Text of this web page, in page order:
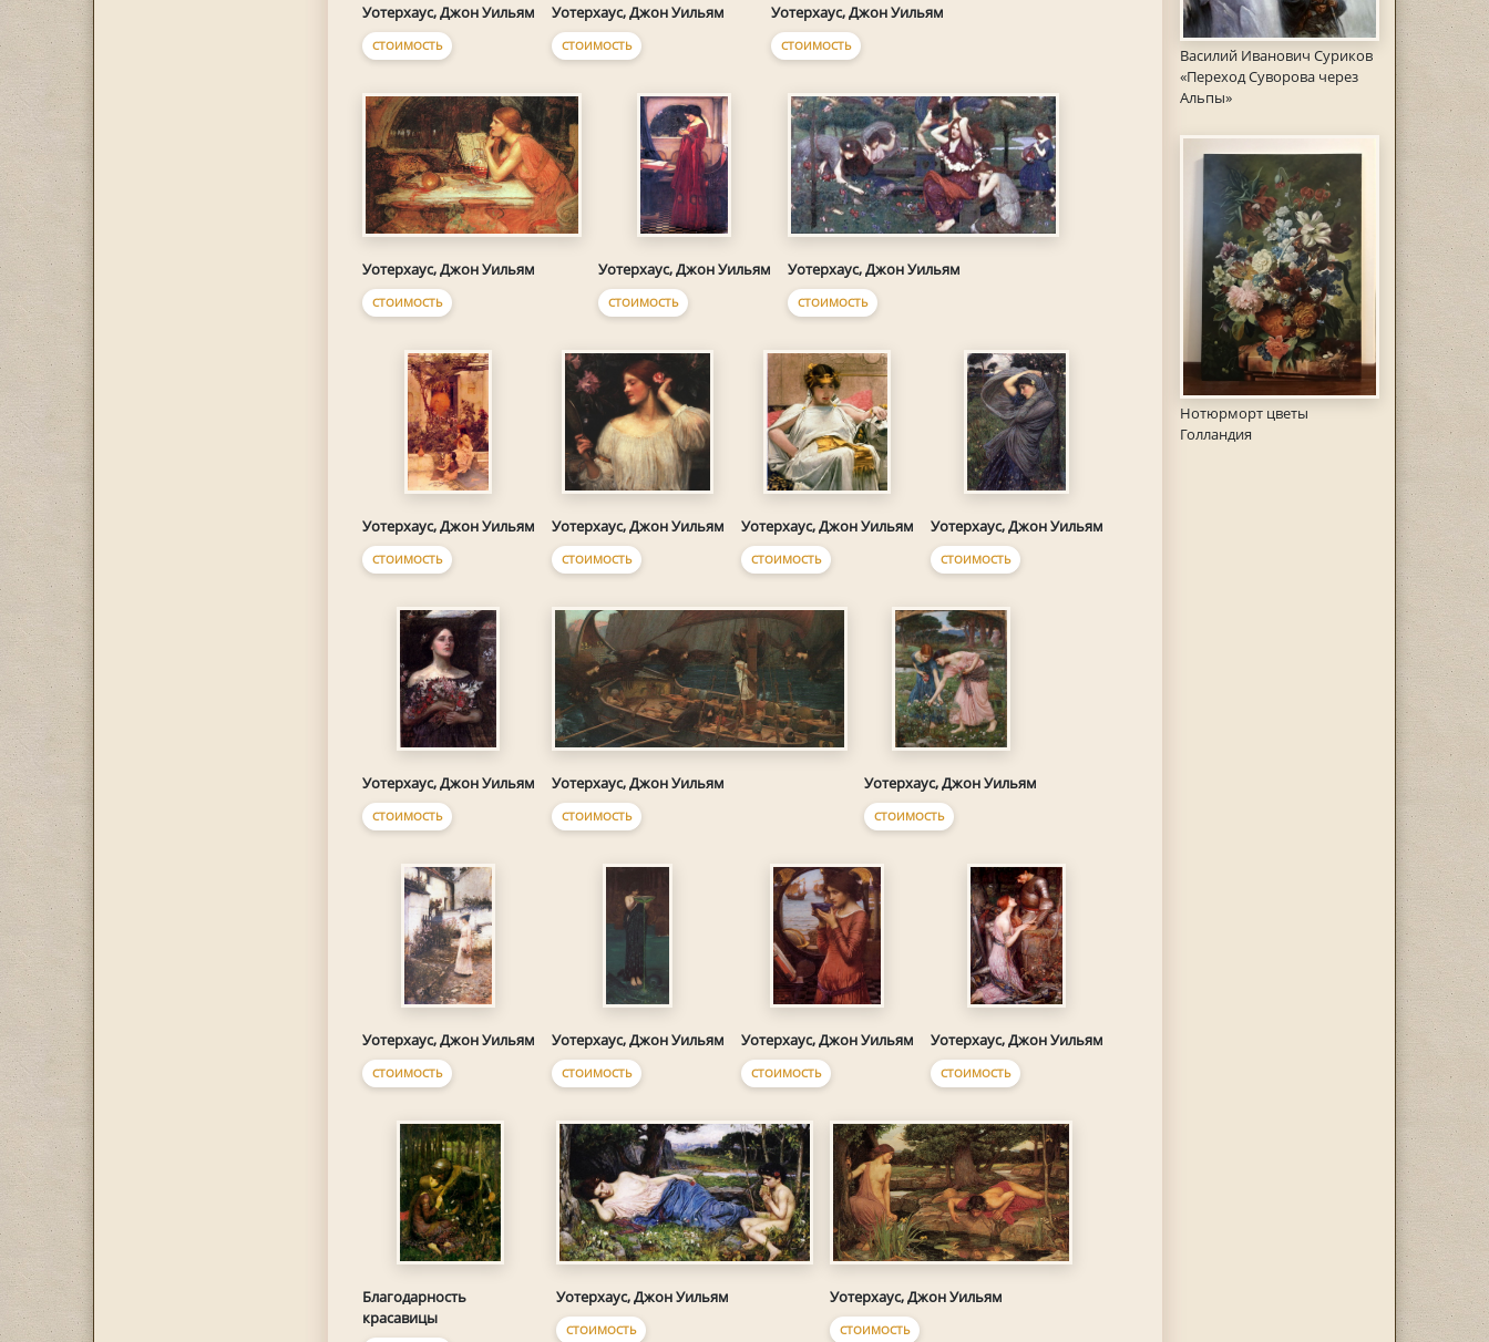
Василий Иванович Суриков
«Переход Суворова через
Альпы»
Нотюрморт цветы
Голландия
Уотерхаус, Джон Уильям
СТОИМОСТЬ
Уотерхаус, Джон Уильям
СТОИМОСТЬ
Уотерхаус, Джон Уильям
СТОИМОСТЬ
Уотерхаус, Джон Уильям
СТОИМОСТЬ
Уотерхаус, Джон Уильям
СТОИМОСТЬ
Уотерхаус, Джон Уильям
СТОИМОСТЬ
Уотерхаус, Джон Уильям
СТОИМОСТЬ
Уотерхаус, Джон Уильям
СТОИМОСТЬ
Уотерхаус, Джон Уильям
СТОИМОСТЬ
Уотерхаус, Джон Уильям
СТОИМОСТЬ
Уотерхаус, Джон Уильям
СТОИМОСТЬ
Уотерхаус, Джон Уильям
СТОИМОСТЬ
Уотерхаус, Джон Уильям
СТОИМОСТЬ
Уотерхаус, Джон Уильям
СТОИМОСТЬ
Уотерхаус, Джон Уильям
СТОИМОСТЬ
Уотерхаус, Джон Уильям
СТОИМОСТЬ
Уотерхаус, Джон Уильям
СТОИМОСТЬ
Благодарность
красавицы
Уотерхаус, Джон Уильям
СТОИМОСТЬ
Уотерхаус, Джон Уильям
СТОИМОСТЬ